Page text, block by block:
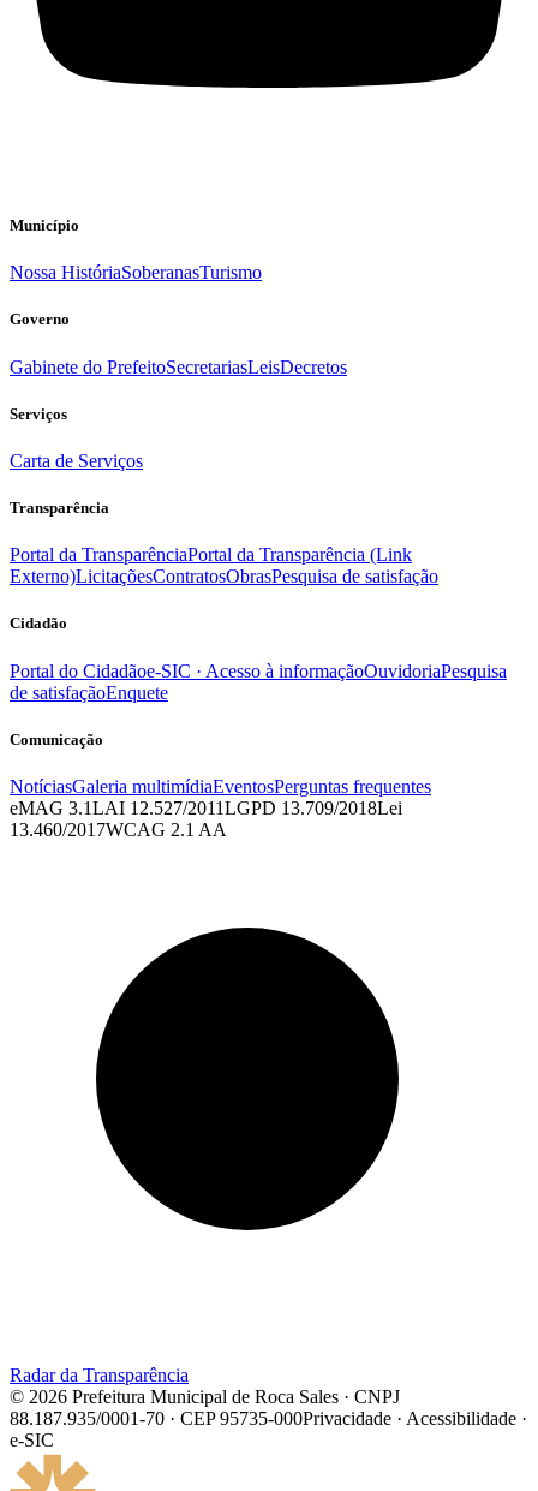
Município
Nossa HistóriaSoberanasTurismo
Governo
Gabinete do PrefeitoSecretariasLeisDecretos
Serviços
Carta de Serviços
Transparência
Portal da TransparênciaPortal da Transparência (Link
Externo)LicitaçõesContratosObrasPesquisa de satisfação
Cidadão
Portal do Cidadãoe-SIC · Acesso à informaçãoOuvidoriaPesquisa
de satisfaçãoEnquete
Comunicação
NotíciasGaleria multimídiaEventosPerguntas frequentes
eMAG 3.1LAI 12.527/2011LGPD 13.709/2018Lei
13.460/2017WCAG 2.1 AA
Radar da Transparência
© 2026 Prefeitura Municipal de Roca Sales · CNPJ
88.187.935/0001-70 · CEP 95735-000Privacidade · Acessibilidade ·
e-SIC